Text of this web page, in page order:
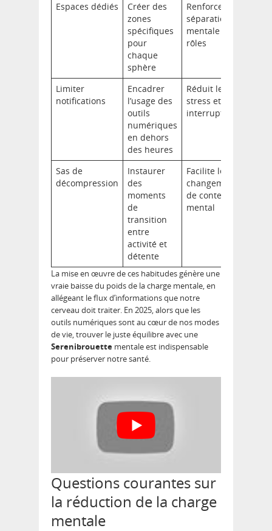
Espaces dédiés
Créer des
zones
spécifiques
pour
chaque
sphère
Renforce la
séparation
mentale des
rôles
Limiter
notifications
Encadrer
l’usage des
outils
numériques
en dehors
des heures
Réduit le
stress et les
interruptions
Sas de
décompression
Instaurer
des
moments
de
transition
entre
activité et
détente
Facilite le
changement
de contexte
mental
La mise en œuvre de ces habitudes génère une
vraie baisse du poids de la charge mentale, en
allégeant le flux d’informations que notre
cerveau doit traiter. En 2025, alors que les
outils numériques sont au cœur de nos modes
de vie, trouver le juste équilibre avec une
Serenibrouette mentale est indispensable
pour préserver notre santé.
Questions courantes sur
la réduction de la charge
mentale